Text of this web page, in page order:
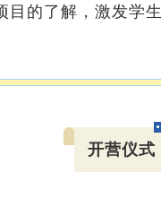
的了解，激发学
开营仪式